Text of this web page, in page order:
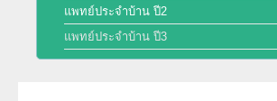
ปรัชญา วิสัยทัศน์ พันธกิจ
แพทย์ประจำบ้าน ปี2
แพทย์ประจำบ้าน ปี3